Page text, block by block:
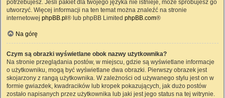
potrzebujesz. Jeśli pakiet dla twojego języka nie istnieje, może spróbujesz go
utworzyć. Więcej informacji na ten temat można znaleźć na stronie
internetowej phpBB.pl ® lub phpBB Limited phpBB.com®
Na górę
Czym są obrazki wyświetlane obok nazwy użytkownika?
Na stronie przeglądania postów, w miejscu, gdzie są wyświetlane informacje
o użytkowniku, mogą być wyświetlane dwa obrazki. Pierwszy obrazek jest
skojarzony z rangą użytkownika. W zależności od używanego stylu jest on w
formie gwiazdek, kwadracików lub kropek pokazujących, jak dużo postów
zostało napisanych przez użytkownika lub jaki jest jego status na tej witrynie.